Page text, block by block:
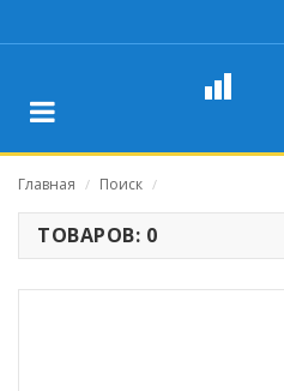
Главная / Поиск /
ТОВАРОВ: 0